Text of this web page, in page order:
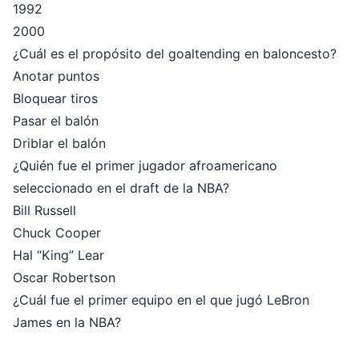
1992
2000
¿Cuál es el propósito del goaltending en baloncesto?
Anotar puntos
Bloquear tiros
Pasar el balón
Driblar el balón
¿Quién fue el primer jugador afroamericano
seleccionado en el draft de la NBA?
Bill Russell
Chuck Cooper
Hal “King” Lear
Oscar Robertson
¿Cuál fue el primer equipo en el que jugó LeBron
James en la NBA?